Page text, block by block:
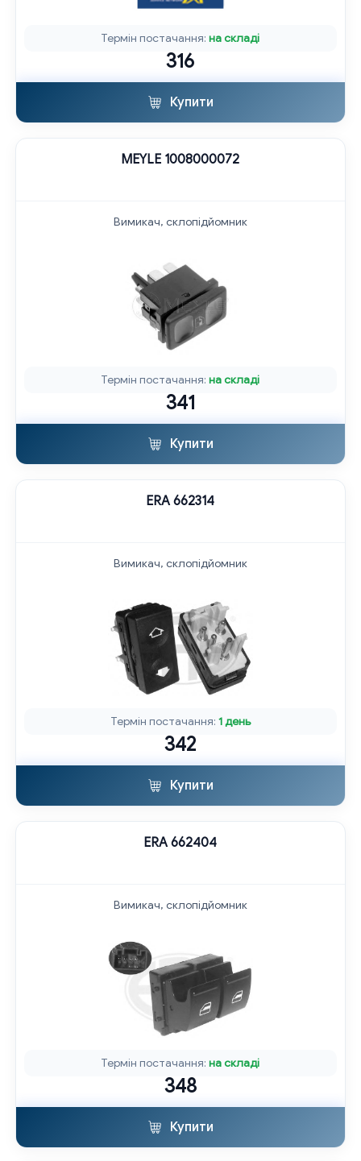
Термін постачання:на складі
316
Купити
MEYLE 1008000072
Вимикач, склопідйомник
Термін постачання:на складі
341
Купити
ERA 662314
Вимикач, склопідйомник
Термін постачання: 1 день
342
Купити
ERA 662404
Вимикач, склопідйомник
Термін постачання:на складі
348
Купити